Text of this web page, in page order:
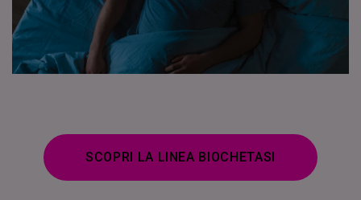
SCOPRI LA LINEA BIOCHETASI